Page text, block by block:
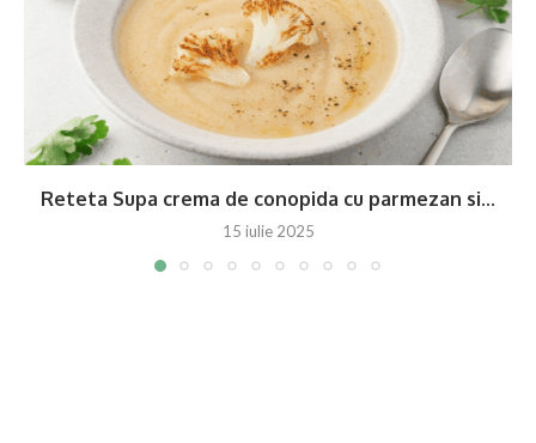
Reteta Supa crema de conopida cu parmezan si...
15 iulie 2025